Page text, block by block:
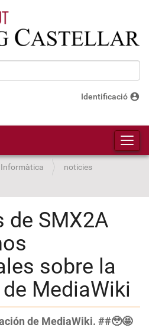
Identificació account_circle
Informàtica
noticies
de SMX2A
sobre la
MediaWiki
de MediaWiki. ##🥹🤩